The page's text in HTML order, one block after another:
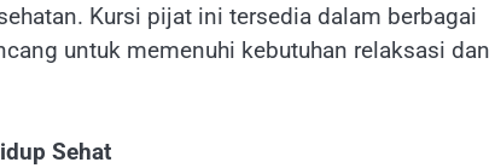
Kursi pijat ini tersedia dalam berbagai
untuk memenuhi kebutuhan relaksasi dan
Sehat